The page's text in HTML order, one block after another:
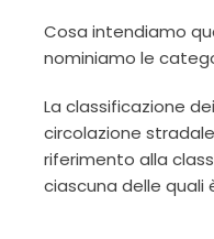
Cosa intendiamo
nominiamo le
La classificazione
circolazione
riferimento alla
ciascuna delle quali